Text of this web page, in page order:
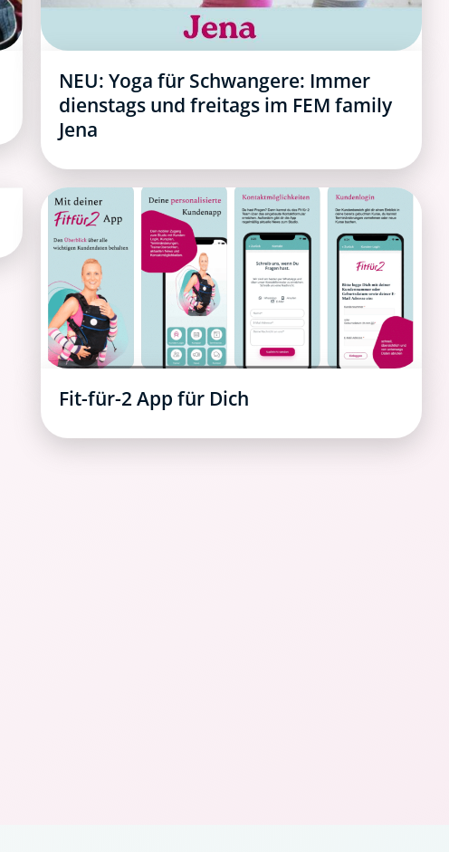
NEU: Yoga für Schwangere: Immer
dienstags und freitags im FEM family
Jena
Fit-für-2 App für Dich